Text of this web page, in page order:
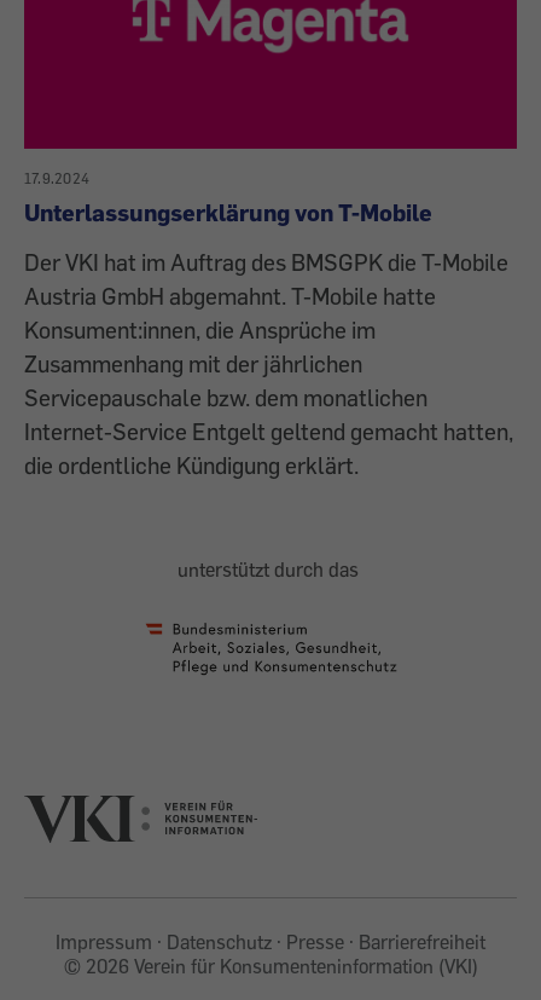
17.9.2024
Unterlassungserklärung von T-Mobile
Der VKI hat im Auftrag des BMSGPK die T-Mobile
Austria GmbH abgemahnt. T-Mobile hatte
Konsument:innen, die Ansprüche im
Zusammenhang mit der jährlichen
Servicepauschale bzw. dem monatlichen
Internet-Service Entgelt geltend gemacht hatten,
die ordentliche Kündigung erklärt.
unterstützt durch das
Impressum Datenschutz Presse
Barrierefreiheit
© 2026 Verein für Konsumenteninformation (VKI)